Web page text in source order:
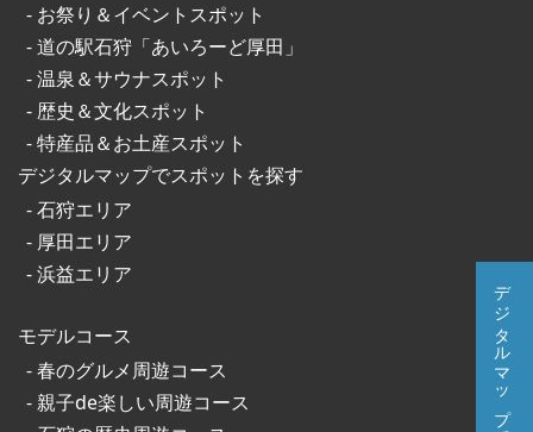
デジタルマップで調べる
お祭り＆イベントスポット
道の駅石狩「あいろーど厚田」
温泉＆サウナスポット
歴史＆文化スポット
特産品＆お土産スポット
デジタルマップでスポットを探す
石狩エリア
厚田エリア
浜益エリア
モデルコース
春のグルメ周遊コース
親子de楽しい周遊コース